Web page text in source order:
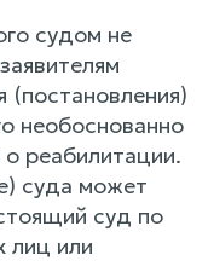
судом не
(постановления)
необоснованно
реабилитации.
суда может
суд по
лиц или